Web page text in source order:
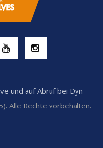
und auf Abruf bei Dyn
Alle Rechte vorbehalten.